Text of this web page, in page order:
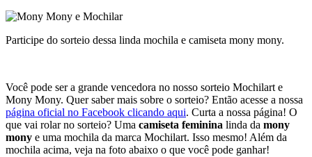
Participe do sorteio dessa linda mochila e camiseta mony mony.
Você pode ser a grande vencedora no nosso sorteio Mochilart e
Mony Mony. Quer saber mais sobre o sorteio? Então acesse a nossa
página oficial no Facebook clicando aqui. Curta a nossa página! O
que vai rolar no sorteio? Uma camiseta feminina linda da mony
mony e uma mochila da marca Mochilart. Isso mesmo! Além da
mochila acima, veja na foto abaixo o que você pode ganhar!